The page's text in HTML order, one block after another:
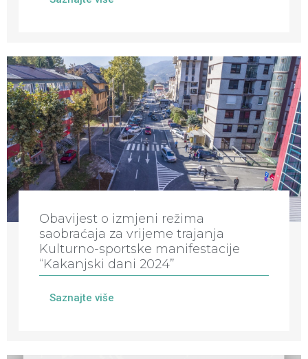
Obavijest o izmjeni režima
saobraćaja za vrijeme trajanja
Kulturno-sportske manifestacije
“Kakanjski dani 2024”
Saznajte više